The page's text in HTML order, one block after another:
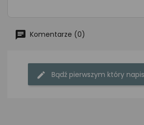
Komentarze (0)
Bądź pierwszym który